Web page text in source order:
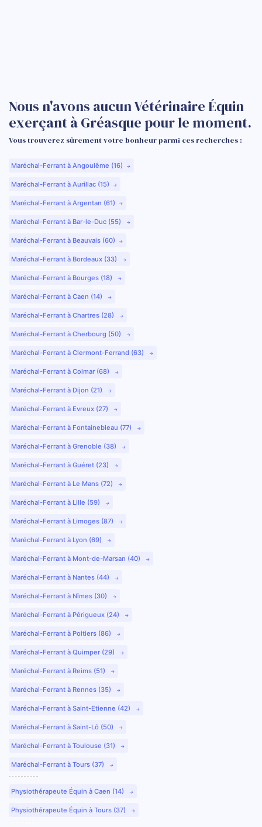
Nous n'avons aucun Vétérinaire Équin
exerçant à Gréasque pour le moment.
Vous trouverez sûrement votre bonheur parmi ces recherches :
Maréchal-Ferrant à Angoulême (16)
Maréchal-Ferrant à Aurillac (15)
Maréchal-Ferrant à Argentan (61)
Maréchal-Ferrant à Bar-le-Duc (55)
Maréchal-Ferrant à Beauvais (60)
Maréchal-Ferrant à Bordeaux (33)
Maréchal-Ferrant à Bourges (18)
Maréchal-Ferrant à Caen (14)
Maréchal-Ferrant à Chartres (28)
Maréchal-Ferrant à Cherbourg (50)
Maréchal-Ferrant à Clermont-Ferrand (63)
Maréchal-Ferrant à Colmar (68)
Maréchal-Ferrant à Dijon (21)
Maréchal-Ferrant à Evreux (27)
Maréchal-Ferrant à Fontainebleau (77)
Maréchal-Ferrant à Grenoble (38)
Maréchal-Ferrant à Guéret (23)
Maréchal-Ferrant à Le Mans (72)
Maréchal-Ferrant à Lille (59)
Maréchal-Ferrant à Limoges (87)
Maréchal-Ferrant à Lyon (69)
Maréchal-Ferrant à Mont-de-Marsan (40)
Maréchal-Ferrant à Nantes (44)
Maréchal-Ferrant à Nîmes (30)
Maréchal-Ferrant à Périgueux (24)
Maréchal-Ferrant à Poitiers (86)
Maréchal-Ferrant à Quimper (29)
Maréchal-Ferrant à Reims (51)
Maréchal-Ferrant à Rennes (35)
Maréchal-Ferrant à Saint-Etienne (42)
Maréchal-Ferrant à Saint-Lô (50)
Maréchal-Ferrant à Toulouse (31)
Maréchal-Ferrant à Tours (37)
Physiothérapeute Équin à Caen (14)
Physiothérapeute Équin à Tours (37)